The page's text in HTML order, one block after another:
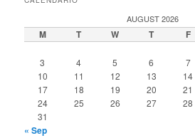
AUGUST 2026
M T W T F
3
4 5 6 7
10
11 12 13 14
17
18 19 20 21
24
25 26 27 28
31
« Sep